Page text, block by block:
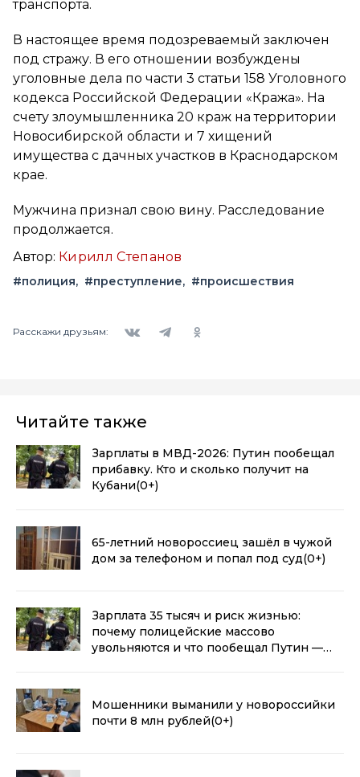
транспорта.
В настоящее время подозреваемый заключен
под стражу. В его отношении возбуждены
уголовные дела по части 3 статьи 158 Уголовного
кодекса Российской Федерации «Кража». На
счету злоумышленника 20 краж на территории
Новосибирской области и 7 хищений
имущества с дачных участков в Краснодарском
крае.
Мужчина признал свою вину. Расследование
продолжается.
Автор: Кирилл Степанов
#полиция #преступление #происшествия
Расскажи друзьям:
Читайте также
Зарплаты в МВД-2026: Путин пообещал
прибавку. Кто и сколько получит на
Кубани(0+)
65-летний новороссиец зашёл в чужой
дом за телефоном и попал под суд(0+)
Зарплата 35 тысяч и риск жизнью:
почему полицейские массово
увольняются и что пообещал Путин —
Мошенники выманили у новороссийки
почти 8 млн рублей(0+)